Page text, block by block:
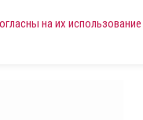
на их использование